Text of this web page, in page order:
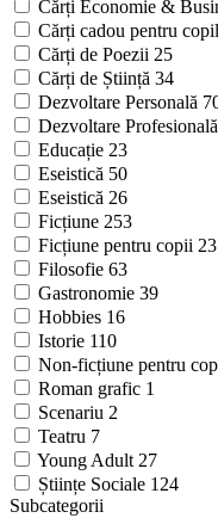
Cărți Economie &
Cărți cadou pentru
Cărți de Poezii 25
Cărți de Știință 34
Dezvoltare Personală
Dezvoltare Profesională
Educație 23
Eseistică 50
Eseistică 26
Ficțiune 253
Ficțiune pentru copii
Filosofie 63
Gastronomie 39
Hobbies 16
Istorie 110
Non-ficțiune pentru
Roman grafic 1
Scenariu 2
Teatru 7
Young Adult 27
Științe Sociale 124
Subcategorii